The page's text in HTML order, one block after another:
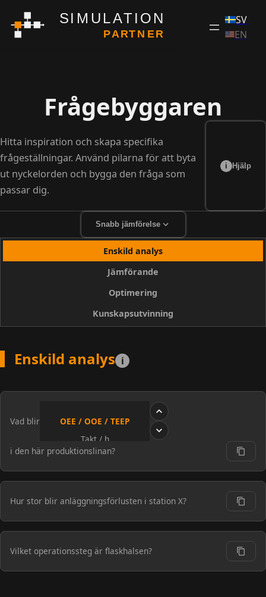
content
Frågebyggaren
Hitta inspiration och skapa specifika
frågeställningar. Använd pilarna för att byta
ut nyckelorden och bygga den fråga som
passar dig.
i Hjälp
Snabb jämförelse
EN SNABB JÄMFÖRELSE
Enskild analys
Komplexitet Låg
Enskild analys
Jämförande
Optimering
Kunskapsutvinning
Enskild analys i
Vad blir
OEE / OOE / TEEP
Takt / h
Ledtid
PIA (Produkter i arbete)
i den här produktionslinan?
Hur stor blir anläggningsförlusten i station X?
Vilket operationssteg är flaskhalsen?